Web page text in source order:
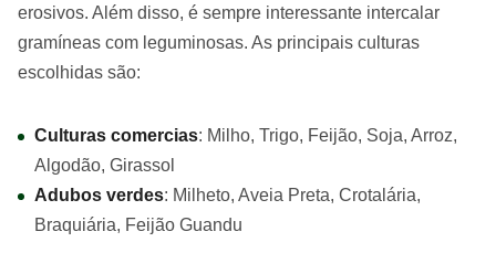
erosivos. Além disso, é sempre interessante intercalar
gramíneas com leguminosas. As principais culturas
escolhidas são:
Culturas comercias: Milho, Trigo, Feijão, Soja, Arroz,
Algodão, Girassol
Adubos verdes: Milheto, Aveia Preta, Crotalária,
Braquiária, Feijão Guandu